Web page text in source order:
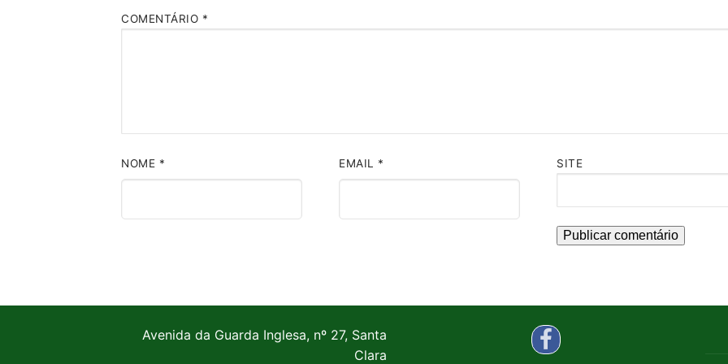
COMENTÁRIO *
NOME * EMAIL * SITE
Avenida da Guarda Inglesa, nº 27, Santa
Clara